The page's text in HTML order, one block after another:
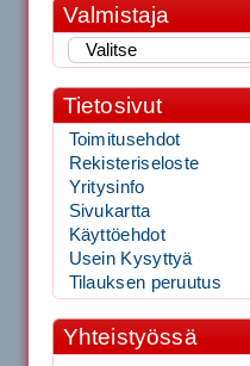
Valmistaja
Tietosivut
Toimitusehdot
Rekisteriseloste
Yritysinfo
Sivukartta
Käyttöehdot
Usein Kysyttyä
Tilauksen peruutus
Yhteistyössä